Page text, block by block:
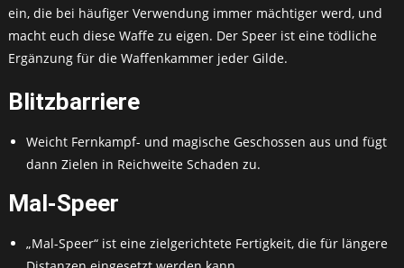
ein, die bei häufiger Verwendung immer mächtiger werd, und
macht euch diese Waffe zu eigen. Der Speer ist eine tödliche
Ergänzung für die Waffenkammer jeder Gilde.
Blitzbarriere
Weicht Fernkampf- und magische Geschossen aus und fügt
dann Zielen in Reichweite Schaden zu.
Mal-Speer
„Mal-Speer“ ist eine zielgerichtete Fertigkeit, die für längere